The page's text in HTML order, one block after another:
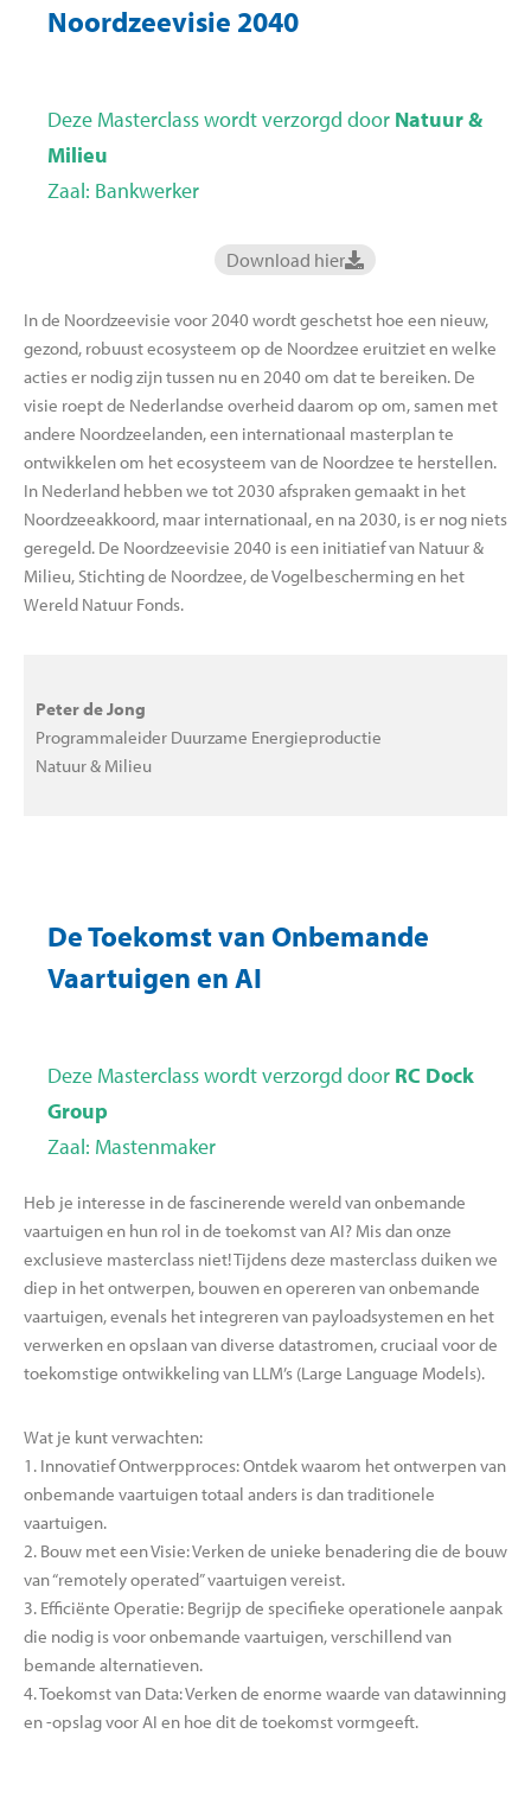
Noordzeevisie 2040
Deze Masterclass wordt verzorgd door Natuur &
Milieu
Zaal: Bankwerker
Download hier
In de Noordzeevisie voor 2040 wordt geschetst hoe een nieuw,
gezond, robuust ecosysteem op de Noordzee eruitziet en welke
acties er nodig zijn tussen nu en 2040 om dat te bereiken. De
visie roept de Nederlandse overheid daarom op om, samen met
andere Noordzeelanden, een internationaal masterplan te
ontwikkelen om het ecosysteem van de Noordzee te herstellen.
In Nederland hebben we tot 2030 afspraken gemaakt in het
Noordzeeakkoord, maar internationaal, en na 2030, is er nog niets
geregeld. De Noordzeevisie 2040 is een initiatief van Natuur &
Milieu, Stichting de Noordzee, de Vogelbescherming en het
Wereld Natuur Fonds.
Peter de Jong
Programmaleider Duurzame Energieproductie
Natuur & Milieu
De Toekomst van Onbemande
Vaartuigen en AI
Deze Masterclass wordt verzorgd door RC Dock
Group
Zaal: Mastenmaker
Heb je interesse in de fascinerende wereld van onbemande
vaartuigen en hun rol in de toekomst van AI? Mis dan onze
exclusieve masterclass niet! Tijdens deze masterclass duiken we
diep in het ontwerpen, bouwen en opereren van onbemande
vaartuigen, evenals het integreren van payloadsystemen en het
verwerken en opslaan van diverse datastromen, cruciaal voor de
toekomstige ontwikkeling van LLM’s (Large Language Models).
Wat je kunt verwachten:
1. Innovatief Ontwerpproces: Ontdek waarom het ontwerpen van
onbemande vaartuigen totaal anders is dan traditionele
vaartuigen.
2. Bouw met een Visie: Verken de unieke benadering die de bouw
van “remotely operated” vaartuigen vereist.
3. Efficiënte Operatie: Begrijp de specifieke operationele aanpak
die nodig is voor onbemande vaartuigen, verschillend van
bemande alternatieven.
4. Toekomst van Data: Verken de enorme waarde van datawinning
en -opslag voor AI en hoe dit de toekomst vormgeeft.